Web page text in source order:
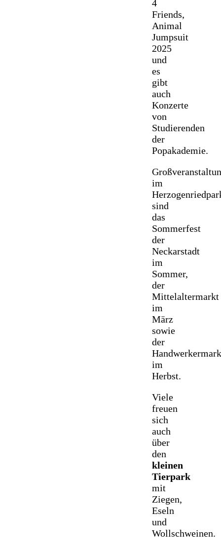
4
Friends,
Animal
Jumpsuit
2025
und
es
gibt
auch
Konzerte
von
Studierenden
der
Popakademie.
im
sind
das
Sommerfest
der
Neckarstadt
im
Sommer,
der
Mittelaltermarkt
im
März
sowie
der
im
Herbst.
Viele
freuen
sich
auch
über
den
kleinen
Tierpark
mit
Ziegen,
Eseln
und
Wollschweinen.